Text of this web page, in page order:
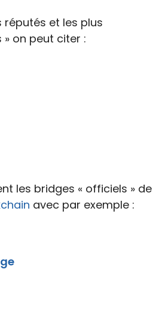
réputés et les plus
» on peut citer :
les bridges « officiels » de
avec par exemple :